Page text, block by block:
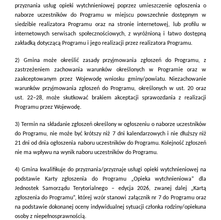
przyznania usług opieki wytchnieniowej poprzez umieszczenie ogłoszenia o
naborze uczestników do Programu w miejscu powszechnie dostępnym w
siedzibie realizatora Programu oraz na stronie internetowej, lub profilu w
internetowych serwisach społecznościowych, z wyróżnioną i łatwo dostępną
zakładką dotyczącą Programu i jego realizacji przez realizatora Programu.
2) Gmina może określić zasady przyjmowania zgłoszeń do Programu, z
zastrzeżeniem zachowania warunków określonych w Programie oraz w
zaakceptowanym przez Wojewodę wniosku gminy/powiatu. Niezachowanie
warunków przyjmowania zgłoszeń do Programu, określonych w ust. 20 oraz
ust. 22–28, może skutkować brakiem akceptacji sprawozdania z realizacji
Programu przez Wojewodę.
3) Termin na składanie zgłoszeń określony w ogłoszeniu o naborze uczestników
do Programu, nie może być krótszy niż 7 dni kalendarzowych i nie dłuższy niż
21 dni od dnia ogłoszenia naboru uczestników do Programu. Kolejność zgłoszeń
nie ma wpływu na wynik naboru uczestników do Programu.
4) Gmina kwalifikuje do przyznania/przyznaje usługi opieki wytchnieniowej na
podstawie Karty zgłoszenia do Programu „Opieka wytchnieniowa” dla
Jednostek Samorządu Terytorialnego – edycja 2026, zwanej dalej „Kartą
zgłoszenia do Programu”, której wzór stanowi załącznik nr 7 do Programu oraz
na podstawie dokonanej oceny indywidualnej sytuacji członka rodziny/opiekuna
osoby z niepełnosprawnością.